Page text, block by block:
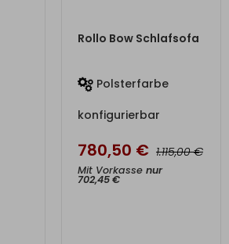
ZUM PRODUKT
Rollo Bow Schlafsofa
Polsterfarbe
konfigurierbar
780,50 € 1.115,00€
Mit Vorkasse nur
702,45€